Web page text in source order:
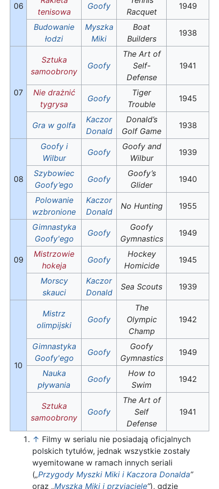
06
tenisowa
Goofy
Racquet
1949
Budowanie
łodzi
Myszka
Miki
Boat
Builders
1938
07
Sztuka
samoobrony
Goofy
The Art of
Self-
Defense
1941
Nie drażnić
tygrysa
Goofy
Tiger
Trouble
1945
Gra w golfa
Kaczor
Donald
Donald’s
Golf Game
1938
08
Goofy i
Wilbur
Goofy
Goofy and
Wilbur
1939
Szybowiec
Goofy’ego
Goofy
Goofy’s
Glider
1940
Polowanie
wzbronione
Kaczor
Donald
No Hunting 1955
09
Gimnastyka
Goofy'ego
Goofy
Goofy
Gymnastics
1949
Mistrzowie
hokeja
Goofy
Hockey
Homicide
1945
Morscy
skauci
Kaczor
Donald
Sea Scouts 1939
10
Mistrz
olimpijski
Goofy
The
Olympic
Champ
1942
Gimnastyka
Goofy'ego
Goofy
Goofy
Gymnastics
1949
Nauka
pływania
Goofy
How to
Swim
1942
Sztuka
samoobrony
Goofy
The Art of
Self
Defense
1941
↑ Filmy w serialu nie posiadają oficjalnych
polskich tytułów, jednak wszystkie zostały
wyemitowane w ramach innych seriali
(„Przygody Myszki Miki i Kaczora Donalda”
oraz„Myszka Miki i przyjaciele”), gdzie